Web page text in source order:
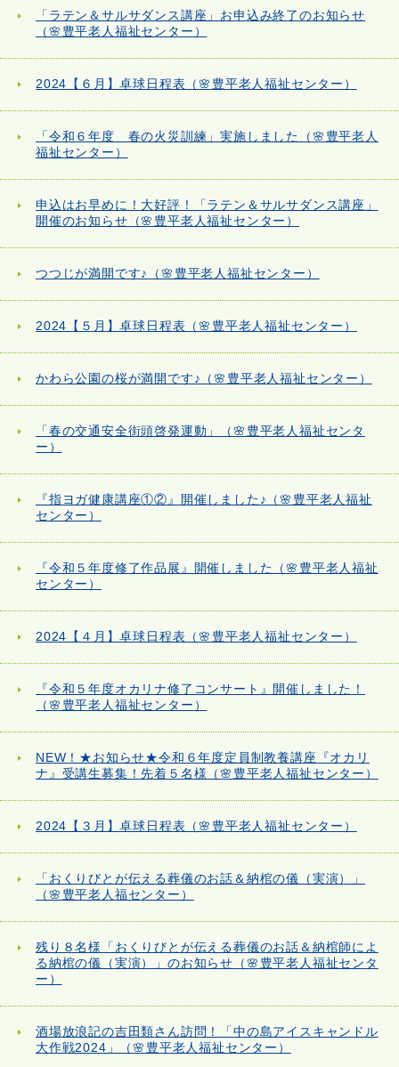
「ラテン＆サルサダンス講座」お申込み終了のお知らせ
（🌸豊平老人福祉センター）
2024【６月】卓球日程表（🌸豊平老人福祉センター）
「令和６年度 春の火災訓練」実施しました（🌸豊平老人
福祉センター）
申込はお早めに！大好評！「ラテン＆サルサダンス講座」
開催のお知らせ（🌸豊平老人福祉センター）
つつじが満開です♪（🌸豊平老人福祉センター）
2024【５月】卓球日程表（🌸豊平老人福祉センター）
かわら公園の桜が満開です♪（🌸豊平老人福祉センター）
「春の交通安全街頭啓発運動」（🌸豊平老人福祉センタ
ー）
『指ヨガ健康講座①②』開催しました♪（🌸豊平老人福祉
センター）
『令和５年度修了作品展』開催しました（🌸豊平老人福祉
センター）
2024【４月】卓球日程表（🌸豊平老人福祉センター）
『令和５年度オカリナ修了コンサート』開催しました！
（🌸豊平老人福祉センター）
NEW！★お知らせ★令和６年度定員制教養講座『オカリ
ナ』受講生募集！先着５名様（🌸豊平老人福祉センター）
2024【３月】卓球日程表（🌸豊平老人福祉センター）
「おくりびとが伝える葬儀のお話＆納棺の儀（実演）」
（🌸豊平老人福センター）
残り８名様「おくりびとが伝える葬儀のお話＆納棺師によ
る納棺の儀（実演）」のお知らせ（🌸豊平老人福祉センタ
ー）
酒場放浪記の吉田類さん訪問！「中の島アイスキャンドル
大作戦2024」（🌸豊平老人福祉センター）